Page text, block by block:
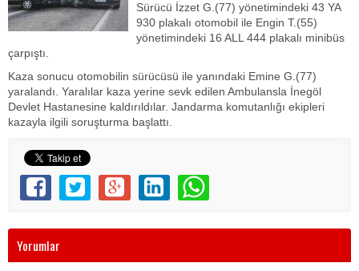
Sürücü İzzet G.(77) yönetimindeki 43 YA
930 plakalı otomobil ile Engin T.(55)
yönetimindeki 16 ALL 444 plakalı minibüs
çarpıştı.
Kaza sonucu otomobilin sürücüsü ile yanındaki Emine G.(77)
yaralandı. Yaralılar kaza yerine sevk edilen Ambulansla İnegöl
Devlet Hastanesine kaldırıldılar. Jandarma komutanlığı ekipleri
kazayla ilgili soruşturma başlattı.
Yorumlar